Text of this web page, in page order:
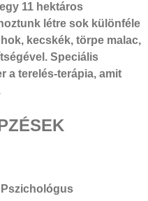
11 hektáros
létre sok különféle
kecskék, törpe malac,
Speciális
a terelés-terápia, amit
Pszichológus